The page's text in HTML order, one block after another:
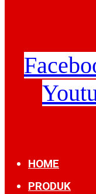
HOME
PRODUK